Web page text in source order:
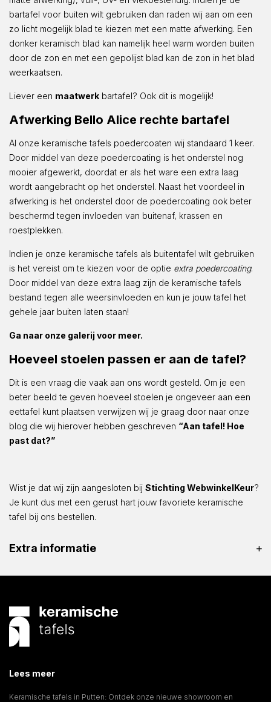
bartafel voor buiten wilt gebruiken dan raden wij aan om een
zo licht mogelijk blad te kiezen met een matte afwerking. Een
donker keramisch blad kan namelijk heel warm worden buiten
door de zon en met een gepolijst blad kan de zon in het blad
weerkaatsen.
Liever een maatwerk bartafel? Ook dit is mogelijk!
Afwerking Bello Alice rechte bartafel
Al onze keramische tafels poedercoaten wij standaard 1 keer.
Door middel van deze poedercoating is het onderstel nog
mooier afgewerkt, doordat er als het ware een extra laag
wordt aangebracht op het onderstel. Naast het voordeel in
afwerking is het onderstel door de poedercoating ook beter
beschermd tegen invloeden van buitenaf, krassen en
roestplekken.
Indien je onze keramische tafels als buitentafel wilt gebruiken
is het vereist om te kiezen voor de optie extra poedercoating.
Door middel van deze extra laag zijn de keramische tafels
bestand tegen alle weersinvloeden en kun je jouw tafel het
gehele jaar buiten laten staan!
Ga naar onze galerij voor meer.
Hoeveel stoelen passen er aan de tafel?
Dit is een vraag die vaak aan ons wordt gesteld. Om je een
beter beeld te geven hoeveel stoelen je ongeveer aan een
eettafel kunt plaatsen verwijzen wij je graag door naar onze
blog die wij hierover hebben geschreven “Aan tafel! Hoe
past dat?”
Wist je dat wij zijn aangesloten bij Stichting WebwinkelKeur?
Je kunt dus met een gerust hart jouw favoriete keramische
tafel bij ons bestellen.
Extra informatie
Lees meer
Keramische tafels in Putten: Ontdek onze nieuwe showroom en